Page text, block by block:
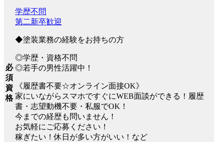
必
須
資
格
学歴不問
第二新卒歓迎
◆塗装業務の経験をお持ちの方
◎学歴・資格不問
◎若手の男性活躍中！
《履歴書不要☆オンライン面接OK》
家にいながらスマホですぐにWEB面談ができる！履歴
書・志望動機不要・私服でOK！
今までの経歴も問いません！
お気軽にご応募ください！
稼ぎたい！休日が多い方がいい！など